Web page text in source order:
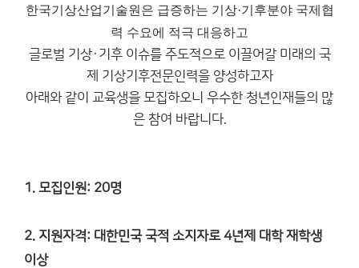
한국기상산업기술원은 급증하는 기상·기후분야 국제협
력 수요에 적극 대응하고
글로벌 기상·기후 이슈를 주도적으로 이끌어갈 미래의 국
제 기상기후전문인력을 양성하고자
아래와 같이 교육생을 모집하오니 우수한 청년인재들의 많
은 참여 바랍니다.
1. 모집인원: 20명
2. 지원자격: 대한민국 국적 소지자로 4년제 대학 재학생
이상